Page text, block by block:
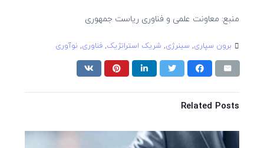
منبع: معاونت علمی و فناوری ریاست جمهوری
برون سپاری, سینرژی, شریک استراتژیک,فناوری, نوآوری
Related Posts